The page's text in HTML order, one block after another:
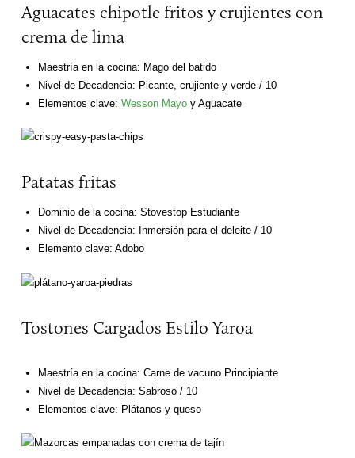
Aguacates chipotle fritos y crujientes con
crema de lima
Maestría en la cocina: Mago del batido
Nivel de Decadencia: Picante, crujiente y verde / 10
Elementos clave:Wesson Mayo y Aguacate
Patatas fritas
Dominio de la cocina: Stovestop Estudiante
Nivel de Decadencia: Inmersión para el deleite / 10
Elemento clave: Adobo
Tostones Cargados Estilo Yaroa
Maestría en la cocina: Carne de vacuno Principiante
Nivel de Decadencia: Sabroso / 10
Elementos clave: Plátanos y queso